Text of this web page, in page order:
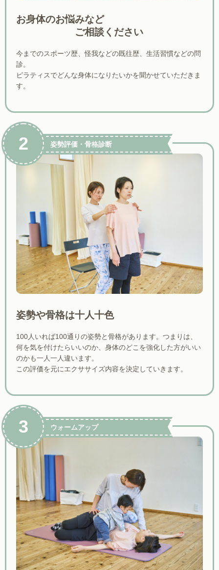
お身体のお悩みなど
ご相談ください
今までのスポーツ歴、怪我などの既往歴、生活習慣などの問
診。
ピラティスでどんな身体になりたいかを聞かせていただきま
す。
姿勢評価・骨格診断
2
姿勢や骨格は十人十色
100人いれば100通りの姿勢と骨格があります。つまりは、
何を気を付けたらいいのか、身体のどこを強化した方がいい
のかも一人一人違います。
この評価を元にエクササイズ内容を決定していきます。
ウォームアップ
3